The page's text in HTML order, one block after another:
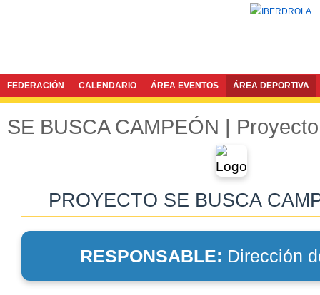
FEDERACIÓN CALENDARIO ÁREA EVENTOS ÁREA DEPORTIVA
SE BUSCA CAMPEÓN | Proyecto
PROYECTO SE BUSCA
RESPONSABLE: Dirección